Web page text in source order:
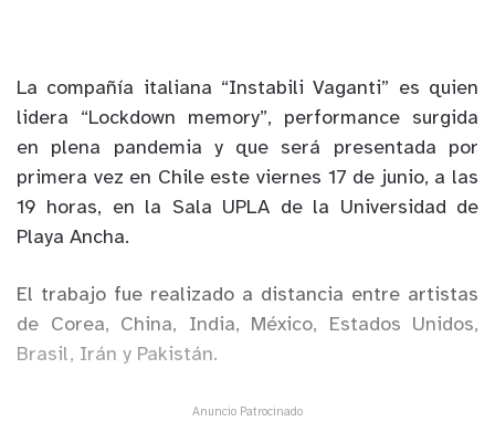
La compañía italiana “Instabili Vaganti” es quien
lidera “Lockdown memory”, performance surgida
en plena pandemia y que será presentada por
primera vez en Chile este viernes 17 de junio, a las
19 horas, en la Sala UPLA de la Universidad de
Playa Ancha.
El trabajo fue realizado a distancia entre artistas
de Corea, China, India, México, Estados Unidos,
Brasil, Irán y Pakistán.
Anuncio Patrocinado